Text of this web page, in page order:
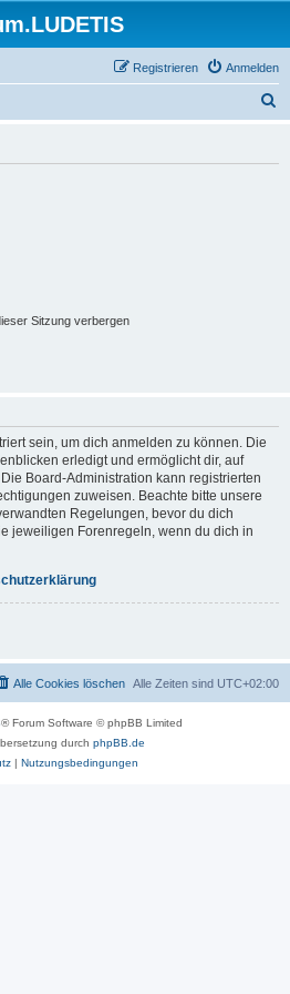
Anmelden
Registrieren
Sitzung verbergen
sein, um dich anmelden zu können. Die
erledigt und ermöglicht dir, auf
Board-Administration kann registrierten
zuweisen. Beachte bitte unsere
Regelungen, bevor du dich
jeweiligen Forenregeln, wenn du dich in
Alle Zeiten sind UTC+02:00
Alle Cookies löschen
® Forum Software © phpBB Limited
durch phpBB.de
| Nutzungsbedingungen